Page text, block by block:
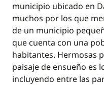
municipio ubicado en
muchos por los que
de un municipio
que cuenta con una
habitantes. Hermosas
paisaje de ensueño es
incluyendo entre las